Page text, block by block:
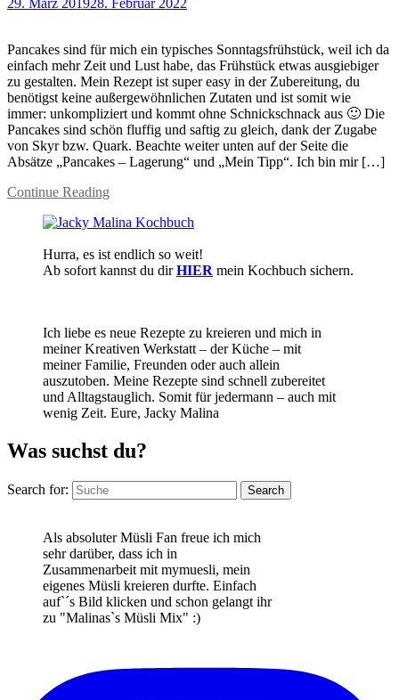
29. März 201928. Februar 2022
Pancakes sind für mich ein typisches Sonntagsfrühstück, weil ich da
einfach mehr Zeit und Lust habe, das Frühstück etwas ausgiebiger
zu gestalten. Mein Rezept ist super easy in der Zubereitung, du
benötigst keine außergewöhnlichen Zutaten und ist somit wie
immer: unkompliziert und kommt ohne Schnickschnack aus 🙂 Die
Pancakes sind schön fluffig und saftig zu gleich, dank der Zugabe
von Skyr bzw. Quark. Beachte weiter unten auf der Seite die
Absätze „Pancakes – Lagerung“ und „Mein Tipp“. Ich bin mir […]
Continue Reading
Hurra, es ist endlich so weit!
Ab sofort kannst du dirHIER mein Kochbuch sichern.
Ich liebe es neue Rezepte zu kreieren und mich in
meiner Kreativen Werkstatt – der Küche – mit
meiner Familie, Freunden oder auch allein
auszutoben. Meine Rezepte sind schnell zubereitet
und Alltagstauglich. Somit für jedermann – auch mit
wenig Zeit. Eure, Jacky Malina
Was suchst du?
Search for: Search
Als absoluter Müsli Fan freue ich mich
sehr darüber, dass ich in
Zusammenarbeit mit mymuesli, mein
eigenes Müsli kreieren durfte. Einfach
auf`´s Bild klicken und schon gelangt ihr
zu "Malinas`s Müsli Mix" :)